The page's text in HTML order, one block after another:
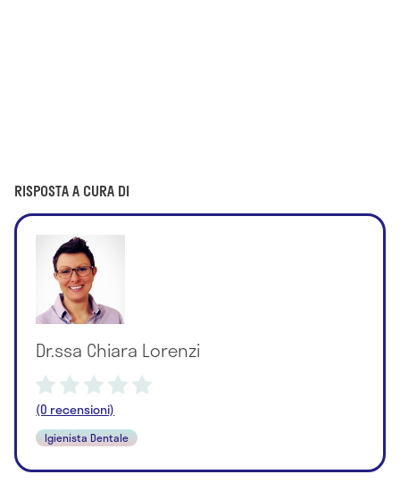
RISPOSTA A CURA DI
Dr.ssa Chiara Lorenzi
(0 recensioni)
Igienista Dentale